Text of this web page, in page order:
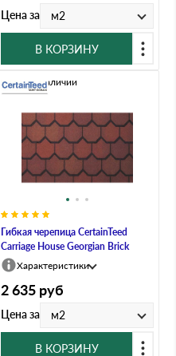
Цена за м2
В КОРЗИНУ
Гибкая черепица CertainTeed
Carriage House Georgian Brick
Нет в наличии
Характеристики
2 635 руб
Цена за м2
В КОРЗИНУ